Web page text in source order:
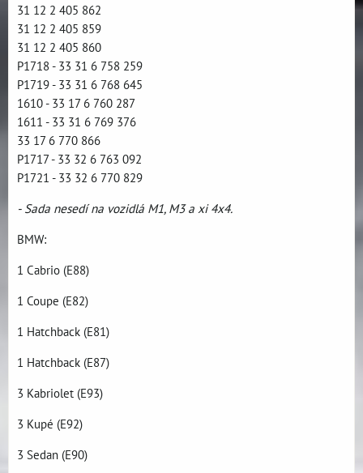
31 12 2 405 862
31 12 2 405 859
31 12 2 405 860
P1718 - 33 31 6 758 259
P1719 - 33 31 6 768 645
1610 - 33 17 6 760 287
1611 - 33 31 6 769 376
33 17 6 770 866
P1717 - 33 32 6 763 092
P1721 - 33 32 6 770 829
- Sada nesedí na vozidlá M1, M3 a xi 4x4.
BMW:
1 Cabrio (E88)
1 Coupe (E82)
1 Hatchback (E81)
1 Hatchback (E87)
3 Kabriolet (E93)
3 Kupé (E92)
3 Sedan (E90)